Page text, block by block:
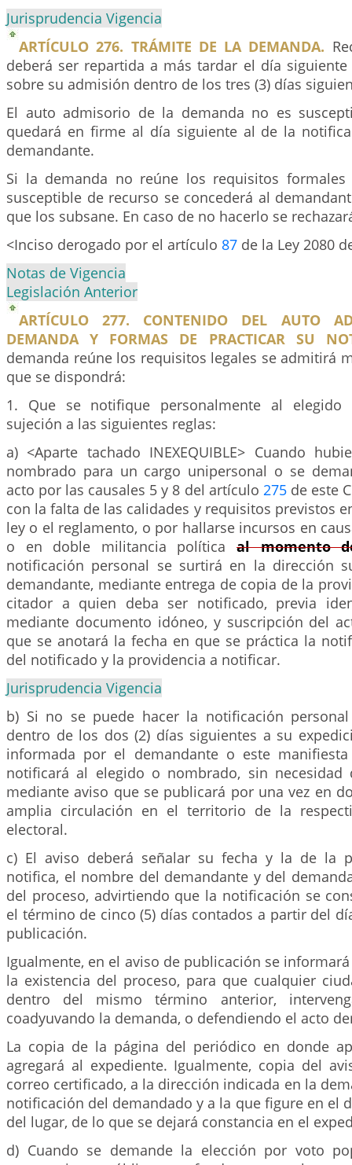
Jurisprudencia Vigencia
ARTÍCULO 276. TRÁMITE DE LA DEMANDA.
deberá ser repartida a más tardar el día
sobre su admisión dentro de los tres (3) días
El auto admisorio de la demanda no es
quedará en firme al día siguiente al de la
demandante.
Si la demanda no reúne los requisitos
susceptible de recurso se concederá al
que los subsane. En caso de no hacerlo se
<Inciso derogado por el artículo 87 de la Ley 2080
Notas de Vigencia
Legislación Anterior
ARTÍCULO 277. CONTENIDO DEL AUTO
DEMANDA Y FORMAS DE PRACTICAR SU
demanda reúne los requisitos legales se admitirá
que se dispondrá:
1. Que se notifique personalmente al elegido
sujeción a las siguientes reglas:
a) <Aparte tachado INEXEQUIBLE> Cuando
nombrado para un cargo unipersonal o se
acto por las causales 5 y 8 del artículo 275de este
con la falta de las calidades y requisitos previstos
ley o el reglamento, o por hallarse incursos en
o en doble militancia política al momento
notificación personal se surtirá en la dirección
demandante, mediante entrega de copia de la
citador a quien deba ser notificado, previa
mediante documento idóneo, y suscripción del
que se anotará la fecha en que se práctica la
del notificado y la providencia a notificar.
Jurisprudencia Vigencia
b) Si no se puede hacer la notificación
dentro de los dos (2) días siguientes a su
informada por el demandante o este
notificará al elegido o nombrado, sin necesidad
mediante aviso que se publicará por una vez en
amplia circulación en el territorio de la
electoral.
c) El aviso deberá señalar su fecha y la de la
notifica, el nombre del demandante y del
del proceso, advirtiendo que la notificación se
el término de cinco (5) días contados a partir del
publicación.
Igualmente, en el aviso de publicación se
la existencia del proceso, para que cualquier
dentro del mismo término anterior,
coadyuvando la demanda, o defendiendo el acto
La copia de la página del periódico en donde
agregará al expediente. Igualmente, copia del
correo certificado, a la dirección indicada en la
notificación del demandado y a la que figure en el
del lugar, de lo que se dejará constancia en el
d) Cuando se demande la elección por voto